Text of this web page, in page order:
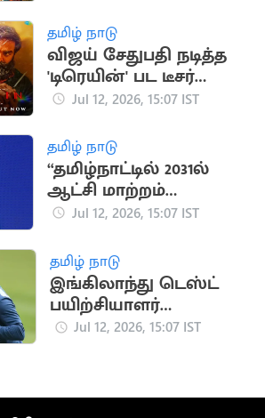
தமிழ் நாடு
விஜய் சேதுபதி நடித்த
'டிரெயின்' பட டீசர்
வெளியீடு
Jul 12, 2026, 15:07 IST
தமிழ் நாடு
“தமிழ்நாட்டில் 2031ல்
ஆட்சி மாற்றம்
ஏற்படும்"..
Jul 12, 2026, 15:07 IST
தமிழ் நாடு
இங்கிலாந்து டெஸ்ட்
பயிற்சியாளர்
பதவியில் இருந்து
Jul 12, 2026, 15:07 IST